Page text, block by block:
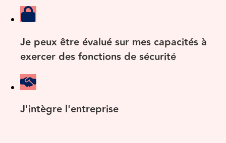
Je peux être évalué sur mes capacités à
exercer des fonctions de sécurité
J'intègre l'entreprise